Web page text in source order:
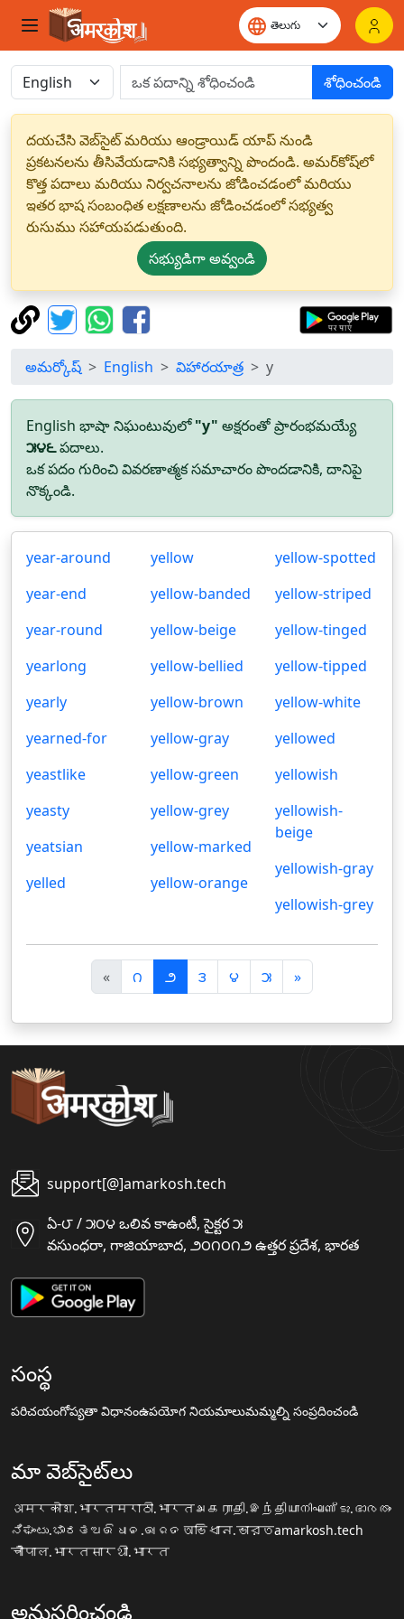
శోధించండి
దయచేసి వెబ్‌సైట్ మరియు ఆండ్రాయిడ్ యాప్ నుండి
ప్రకటనలను తీసివేయడానికి సభ్యత్వాన్ని పొందండి. అమర్‌కోష్‌లో
కొత్త పదాలు మరియు నిర్వచనాలను జోడించడంలో మరియు
ఇతర భాష సంబంధిత లక్షణాలను జోడించడంలో సభ్యత్వ
రుసుము సహాయపడుతుంది.
సభ్యుడిగా అవ్వండి
అమర్కోష్ English విహారయాత్ర y
English భాషా నిఘంటువులో"y" అక్షరంతో ప్రారంభమయ్యే
౫౪౬పదాలు.
ఒక పదం గురించి వివరణాత్మక సమాచారం పొందడానికి, దానిపై
నొక్కండి.
year-around
year-end
year-round
yearlong
yearly
yearned-for
yeastlike
yeasty
yeatsian
yelled
yellow
yellow-banded
yellow-beige
yellow-bellied
yellow-brown
yellow-gray
yellow-green
yellow-grey
yellow-marked
yellow-orange
yellow-spotted
yellow-striped
yellow-tinged
yellow-tipped
yellow-white
yellowed
yellowish
yellowish-
beige
yellowish-gray
yellowish-grey
«पि
छ
ला
౧ ౨ ౩ ౪ ౫ »अ
ग
ला
support[@]amarkosh.tech
ఏ-౮ / ౫౦౪ ఒలివ కాఉంటీ, సైక్టర ౫
వసుంధరా, గాజియాబాద, ౨౦౧౦౧౨ ఉత్తర ప్రదేశ, భారత
సంస్థ
పరిచయంగోప్యతా విధానంఉపయోగ నియమాలుమమ్మల్ని సంప్రదించండి
మా వెబ్‌సైట్‌లు
अमरकोश.भारतमराठी.भारतஅகராதி.இந்தியாനിഘണ്ടു.ഭാരതം
ನಿಘಂಟು.ಭಾರತ ଅଭିଧାନ.ଭାରତ অভিধান.ভারতamarkosh.tech
चौपाल.भारतसारथी.भारत
అనుసరించండి